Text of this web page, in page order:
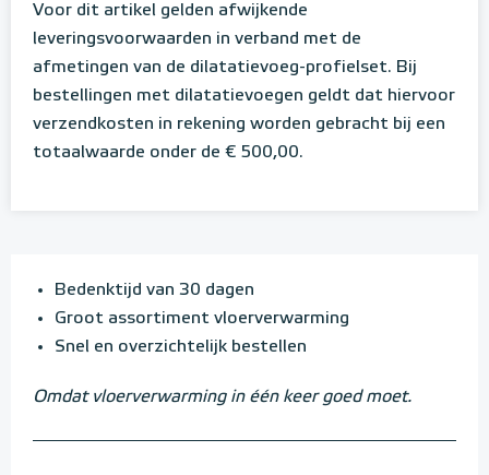
Voor dit artikel gelden afwijkende
leveringsvoorwaarden in verband met de
afmetingen van de dilatatievoeg-profielset. Bij
bestellingen met dilatatievoegen geldt dat hiervoor
verzendkosten in rekening worden gebracht bij een
totaalwaarde onder de € 500,00.
Bedenktijd van 30 dagen
Groot assortiment vloerverwarming
Snel en overzichtelijk bestellen
Omdat vloerverwarming in één keer goed moet.